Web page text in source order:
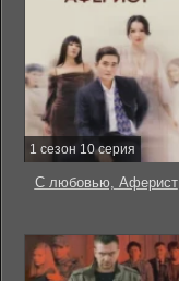
1 сезон 10 серия
С любовью, Аферист